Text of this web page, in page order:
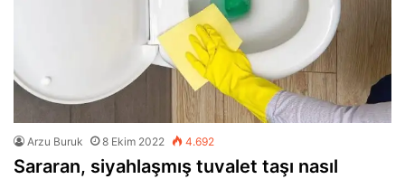
Arzu Buruk 8 Ekim 2022 4.692
Sararan, siyahlaşmış tuvalet taşı nasıl